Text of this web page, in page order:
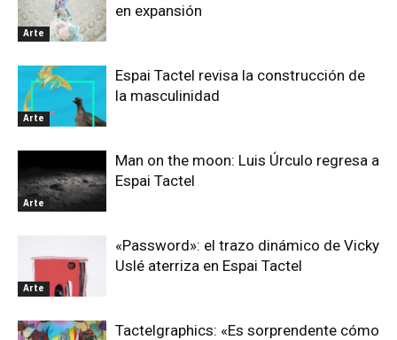
Arte
en expansión
Arte
Espai Tactel revisa la construcción de
la masculinidad
Arte
Man on the moon: Luis Úrculo regresa a
Espai Tactel
Arte
«Password»: el trazo dinámico de Vicky
Uslé aterriza en Espai Tactel
Tactelgraphics: «Es sorprendente cómo